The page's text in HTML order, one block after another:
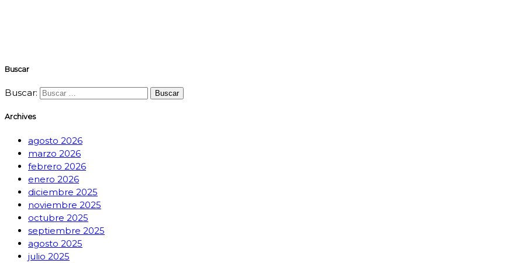
Buscar
Buscar:
Archives
agosto 2026
marzo 2026
febrero 2026
enero 2026
diciembre 2025
noviembre 2025
octubre 2025
septiembre 2025
agosto 2025
julio 2025